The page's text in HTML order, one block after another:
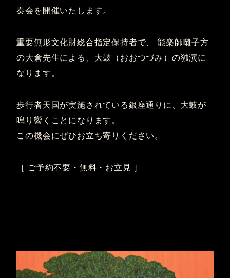
奏会を開催いたします。
重要無形文化財総合指定保持者で、 能楽師囃子方
の大倉先生による、大鼓（おおつづみ）の独演に
なります。
歩行者天国が実施されている銀座通りに、大鼓が
鳴り響くことになります。
この機会にぜひお立ち寄りください。
［ ご予約不要・無料・お立見 ］